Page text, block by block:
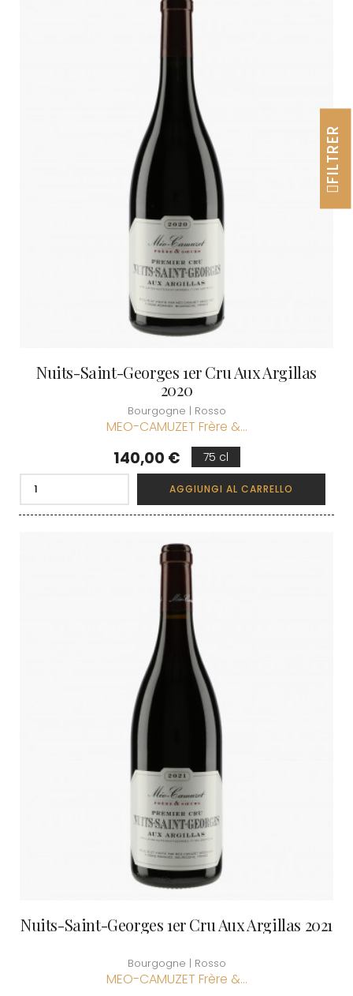
Nuits-Saint-Georges 1er Cru Aux Argillas
2020
Bourgogne | Rosso
MEO-CAMUZET Frère &...
Prezzo
140,00 € 75 cl
AGGIUNGI AL CARRELLO
Nuits-Saint-Georges 1er Cru Aux Argillas 2021
Bourgogne | Rosso
MEO-CAMUZET Frère &...
FILTRER